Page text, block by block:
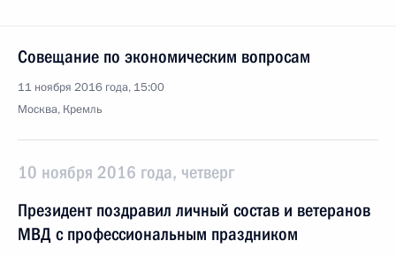
Совещание по экономическим вопросам
11 ноября 2016 года, 15:00
Москва, Кремль
10 ноября 2016 года, четверг
Президент поздравил личный состав и ветеранов
МВД с профессиональным праздником